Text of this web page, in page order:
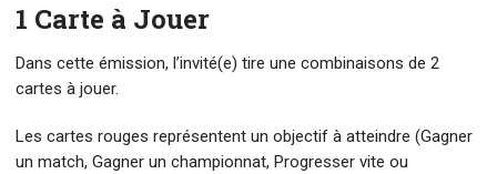
1 Carte à Jouer
Dans cette émission, l’invité(e) tire une combinaisons de 2
cartes à jouer.
Les cartes rouges représentent un objectif à atteindre (Gagner
un match, Gagner un championnat, Progresser vite ou